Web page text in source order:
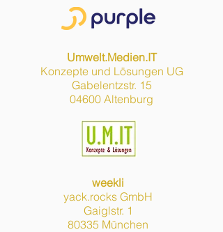
Umwelt.Medien.IT
Konzepte und Lösungen UG
Gabelentzstr. 15
04600 Altenburg
weekli
yack.rocks GmbH
Gaiglstr. 1
80335 München